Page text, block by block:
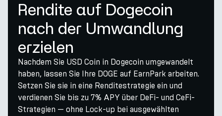
Rendite auf Dogecoin
nach der Umwandlung
erzielen
Nachdem Sie USD Coin in Dogecoin umgewandelt
haben, lassen Sie Ihre DOGE auf EarnPark arbeiten.
Setzen Sie sie in eine Renditestrategie ein und
verdienen Sie bis zu 7% APY über DeFi- und CeFi-
Strategien — ohne Lock-up bei ausgewählten